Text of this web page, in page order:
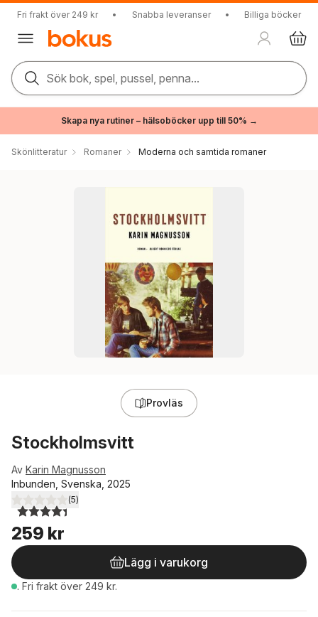
Fri frakt över 249 kr • Snabba leveranser • Billiga böcker
Sök bok, spel, pussel, penna...
Skapa nya rutiner – hälsoböcker upp till 50% →
Skönlitteratur Romaner Moderna och samtida romaner
Provläs
Stockholmsvitt
Av Karin Magnusson
Inbunden, Svenska, 2025
4,4utav 5 stjärnor. Totalt antal röster:
(5)
259 kr
Lägg i varukorg
. Fri frakt över 249 kr.